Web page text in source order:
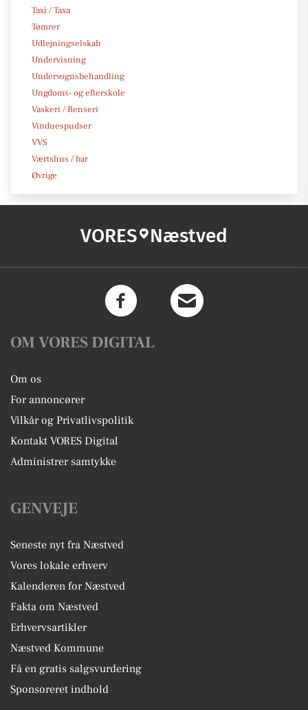
Taxi / Taxa
Tømrer
Udlejningselskab
Undervisning
Undervognsbehandling
Ungdoms- og efterskole
Vaskeri / Renseri
Vinduespudser
VVS
Værtshus / bar
Øvrige
VORES Næstved
OM VORES DIGITAL
Om os
For annoncører
Vilkår og Privatlivspolitik
Kontakt VORES Digital
Administrer samtykke
GENVEJE
Seneste nyt fra Næstved
Vores lokale erhverv
Kalenderen for Næstved
Fakta om Næstved
Erhvervsartikler
Næstved Kommune
Få en gratis salgsvurdering
Sponsoreret indhold